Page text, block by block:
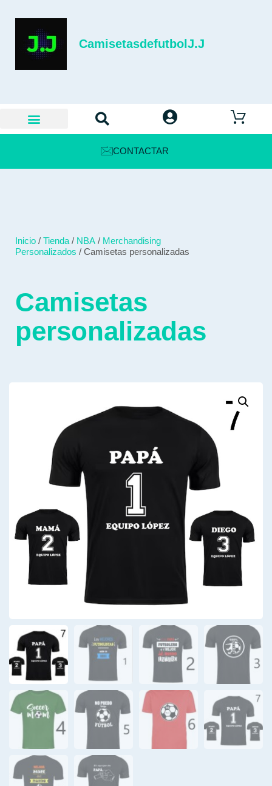
CamisetasdefutbolJ.J
CONTACTAR
Inicio / Tienda / NBA / Merchandising
Personalizados / Camisetas personalizadas
Camisetas
personalizadas